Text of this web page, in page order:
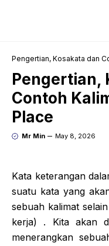
Pengertian, Kosakata dan
Pengertian,
Contoh
Place
Mr Min May 8, 2026
Kata keterangan
suatu kata yang
sebuah kalimat
kerja) . Kita akan
menerangkan